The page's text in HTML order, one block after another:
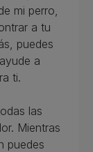
mi perro,
a tu
puedes
a
ti.
las
Mientras
puedes